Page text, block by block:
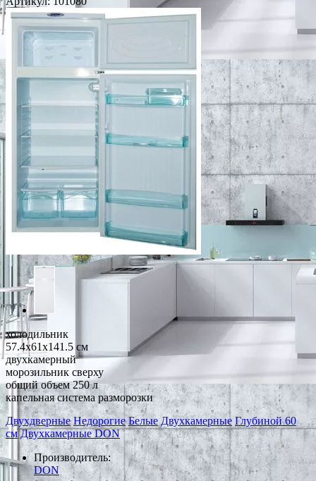
холодильник
57.4x61x141.5 см
двухкамерный
морозильник сверху
общий объем 250 л
капельная система разморозки
Двухдверные Недорогие Белые Двухкамерные Глубиной 60
см Двухкамерные DON
Производитель:
DON